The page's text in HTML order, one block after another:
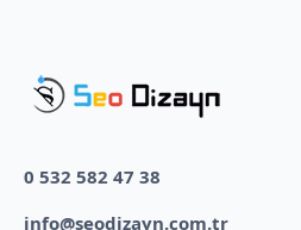
0 532 582 47 38
info@seodizayn.com.tr